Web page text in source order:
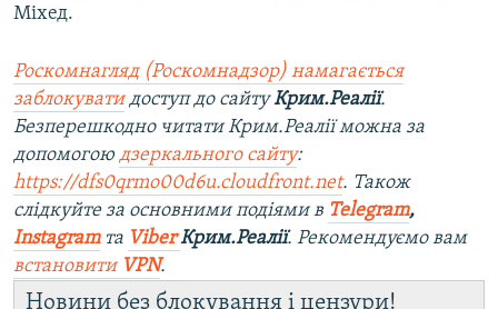
Міхед.
Роскомнагляд (Роскомнадзор) намагається
заблокуватидоступ до сайтуКрим.Реалії.
Безперешкодно читати Крим.Реалії можна за
допомогою дзеркального сайту:
https://dfs0qrmo00d6u.cloudfront.net. Також
слідкуйте за основними подіями в Telegram,
Instagramта ViberКрим.Реалії. Рекомендуємо вам
встановити VPN.
Новини без блокування і цензури!